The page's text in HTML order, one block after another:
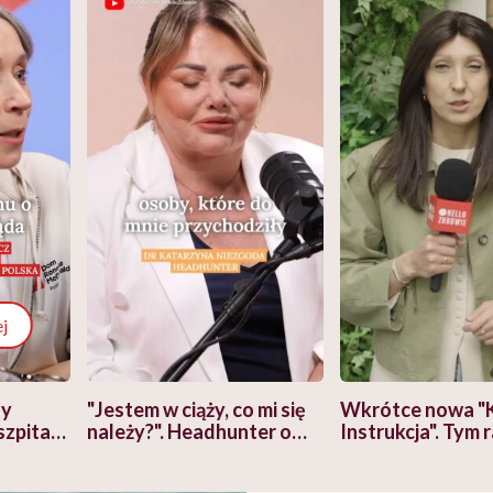
"Jestem w ciąży, co mi się
należy?". Headhunter o
Wkrótce nowa
Instrukcja". Tym